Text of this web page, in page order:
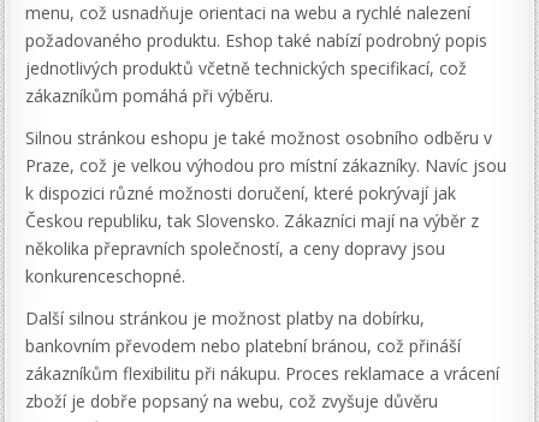
menu, což usnadňuje orientaci na webu a rychlé nalezení
požadovaného produktu. Eshop také nabízí podrobný popis
jednotlivých produktů včetně technických specifikací, což
zákazníkům pomáhá při výběru.
Silnou stránkou eshopu je také možnost osobního odběru v
Praze, což je velkou výhodou pro místní zákazníky. Navíc jsou
k dispozici různé možnosti doručení, které pokrývají jak
Českou republiku, tak Slovensko. Zákazníci mají na výběr z
několika přepravních společností, a ceny dopravy jsou
konkurenceschopné.
Další silnou stránkou je možnost platby na dobírku,
bankovním převodem nebo platební bránou, což přináší
zákazníkům flexibilitu při nákupu. Proces reklamace a vrácení
zboží je dobře popsaný na webu, což zvyšuje důvěru